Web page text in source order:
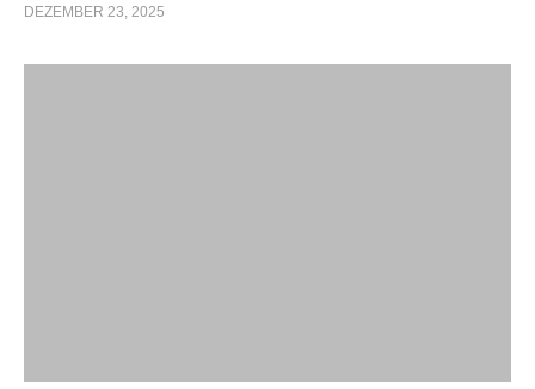
DEZEMBER 23, 2025